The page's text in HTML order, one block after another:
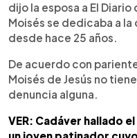
dijo la esposa a El
Moisés se dedicaba a
desde hace 25 años.
De acuerdo con
Moisés de Jesús no
denuncia alguna.
VER: Cadáver hallado